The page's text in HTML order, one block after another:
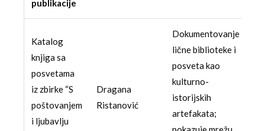
publikacije
Katalog
knjiga sa
posvetama
iz zbirke “S
poštovanjem
i ljubavlju
Dragana
Ristanović
Dokumentovanje
lične biblioteke i
posveta kao
kulturno-
istorijskih
artefakata;